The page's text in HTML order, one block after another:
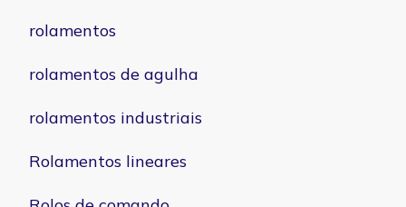
rolamentos
rolamentos de agulha
rolamentos industriais
Rolamentos lineares